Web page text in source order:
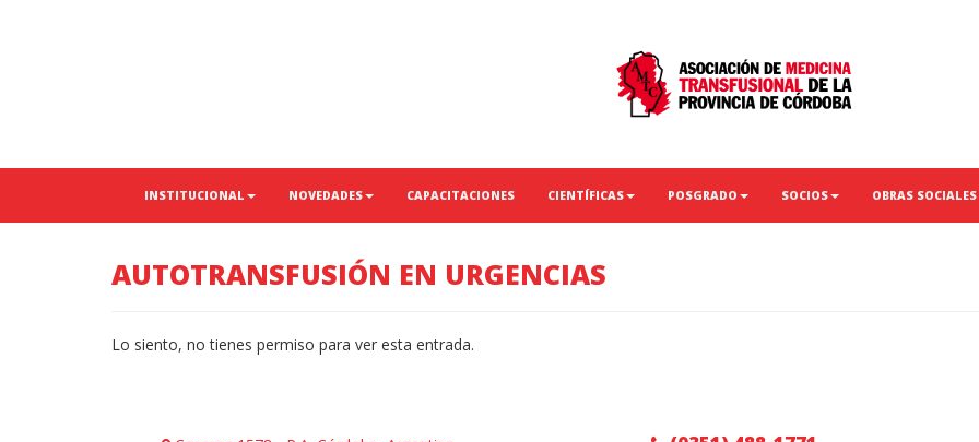
INSTITUCIONAL NOVEDADES CAPACITACIONES CIENTÍFICAS POSGRADO SOCIOS OBRAS SOCIALES
AUTOTRANSFUSIÓN EN URGENCIAS
Lo siento, no tienes permiso para ver esta entrada.